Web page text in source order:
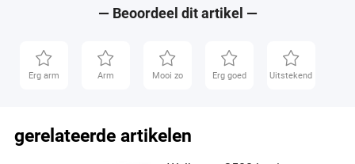
— Beoordeel dit artikel —
Erg arm Arm Mooi zo Erg goed Uitstekend
gerelateerde artikelen